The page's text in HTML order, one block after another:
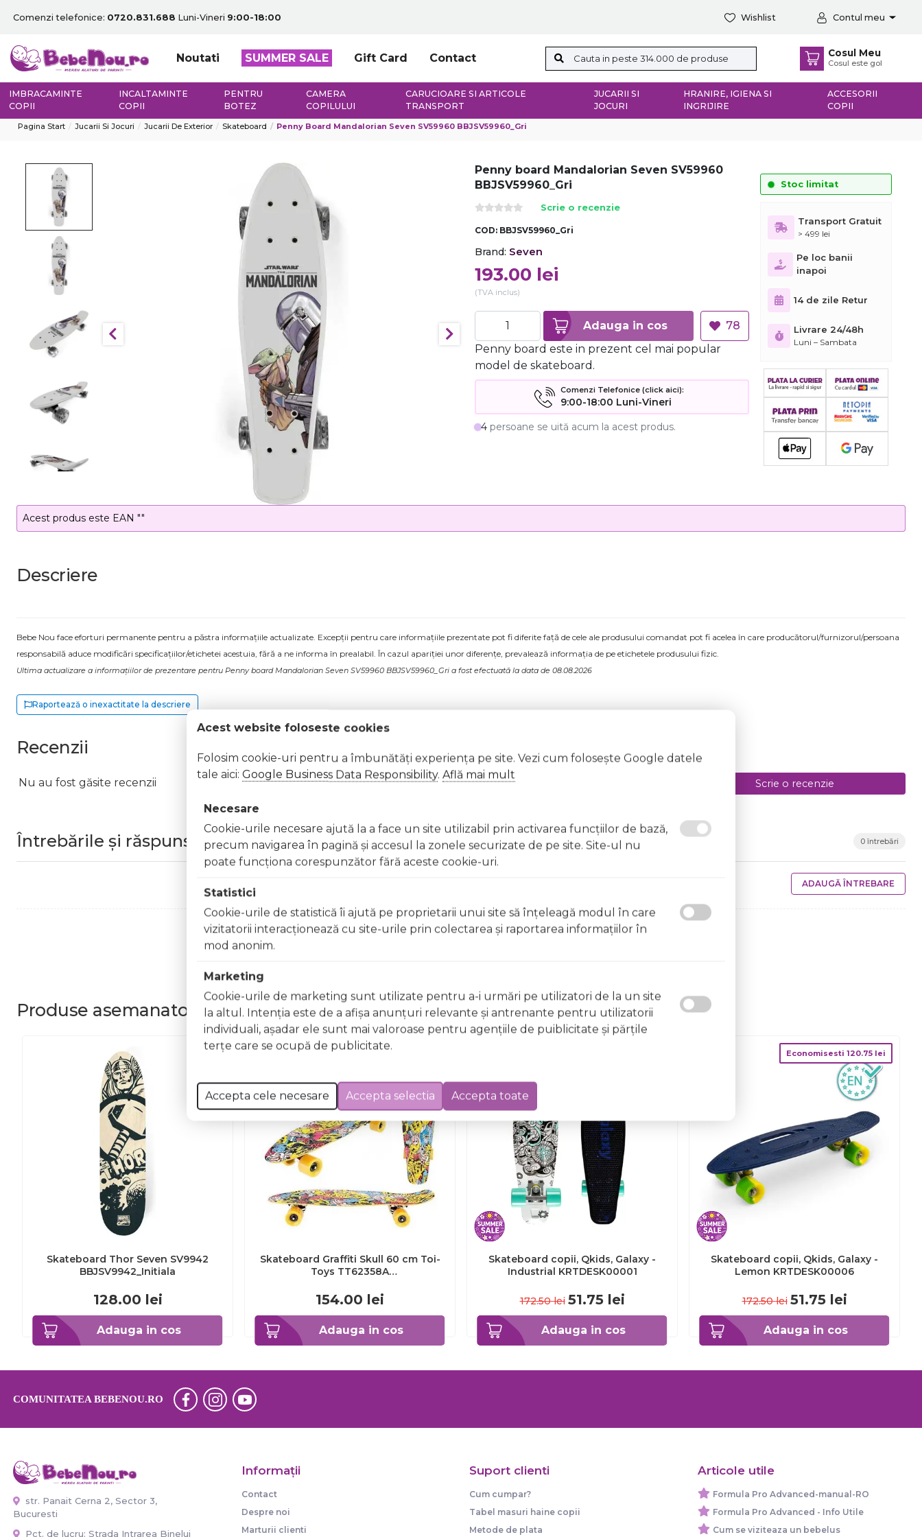
Comenzi telefonice: 0720.831.688 Luni-Vineri 9:00-18:00 Wishlist Contul meu
Noutati SUMMER SALE Gift Card Contact Cosul Meu
Cosul este gol
IMBRACAMINTE
COPII
INCALTAMINTE
COPII
PENTRU
BOTEZ
CAMERA
COPILULUI
CARUCIOARE SI ARTICOLE
TRANSPORT
JUCARII SI
JOCURI
HRANIRE, IGIENA SI
INGRIJIRE
ACCESORII
COPII
Pagina Start Jucarii Si Jocuri Jucarii De Exterior Skateboard Penny Board Mandalorian Seven SV59960 BBJSV59960_Gri
Penny board Mandalorian Seven SV59960
BBJSV59960_Gri
Scrie o recenzie
COD: BBJSV59960_Gri
Brand: Seven
193.00 lei
(TVA inclus)
Adauga in cos
78
Penny board este in prezent cel mai popular
model de skateboard.
Comenzi Telefonice (click aici):
9:00-18:00 Luni-Vineri
4 persoane se uită acum la acest produs.
Stoc limitat
Transport Gratuit
> 499 lei
Pe loc banii
inapoi
14 de zile Retur
Livrare 24/48h
Luni – Sambata
Acest produs este EAN ""
Descriere
Bebe Nou face eforturi permanente pentru a păstra informațiile actualizate. Excepții pentru care informațiile prezentate pot fi diferite față de cele ale produsului comandat pot fi acelea în care producătorul/furnizorul/persoana
responsabilă aduce modificări specificațiilor/etichetei acestuia, fără a ne informa în prealabil. În cazul apariției unor diferențe, prevalează informația de pe etichetele produsului fizic.
Ultima actualizare a informațiilor de prezentare pentru Penny board Mandalorian Seven SV59960 BBJSV59960_Gri a fost efectuată la data de 08.08.2026
Raportează o inexactitate la descriere
Recenzii
Nu au fost găsite recenzii Scrie o recenzie
Întrebările și răspunsurile clienților 0 întrebări
ADAUGĂ ÎNTREBARE
Nu există întrebări
Produse asemanatoare
Adauga in cos
Skateboard Thor Seven SV9942
BBJSV9942_Initiala
128.00 lei
Adauga in cos
Skateboard Graffiti Skull 60 cm Toi-
Toys TT62358A
154.00 lei
Adauga in cos
Skateboard copii, Qkids, Galaxy -
Industrial KRTDESK00001
172.50 lei 51.75 lei
Adauga in cos
Economisesti 120.75 lei
Skateboard copii, Qkids, Galaxy -
Lemon KRTDESK00006
172.50 lei 51.75 lei
COMUNITATEA BEBENOU.RO
str. Panait Cerna 2, Sector 3,
Bucuresti
Pct. de lucru: Strada Intrarea Binelui
Informaţii
Contact
Despre noi
Marturii clienti
Suport clienti
Cum cumpar?
Tabel masuri haine copii
Metode de plata
Articole utile
Formula Pro Advanced-manual-RO
Formula Pro Advanced - Info Utile
Cum se viziteaza un bebelus
Acest website foloseste cookies
Folosim cookie-uri pentru a îmbunătăți experiența pe site. Vezi cum folosește Google datele
tale aici: Google Business Data Responsibility. Află mai mult
Necesare
Cookie-urile necesare ajută la a face un site utilizabil prin activarea funcţiilor de bază,
precum navigarea în pagină şi accesul la zonele securizate de pe site. Site-ul nu
poate funcţiona corespunzător fără aceste cookie-uri.
Statistici
Cookie-urile de statistică îi ajută pe proprietarii unui site să înţeleagă modul în care
vizitatorii interacţionează cu site-urile prin colectarea şi raportarea informaţiilor în
mod anonim.
Marketing
Cookie-urile de marketing sunt utilizate pentru a-i urmări pe utilizatori de la un site
la altul. Intenţia este de a afişa anunţuri relevante şi antrenante pentru utilizatorii
individuali, aşadar ele sunt mai valoroase pentru agenţiile de puiblicitate şi părţile
terţe care se ocupă de publicitate.
Accepta cele necesare Accepta selectia Accepta toate